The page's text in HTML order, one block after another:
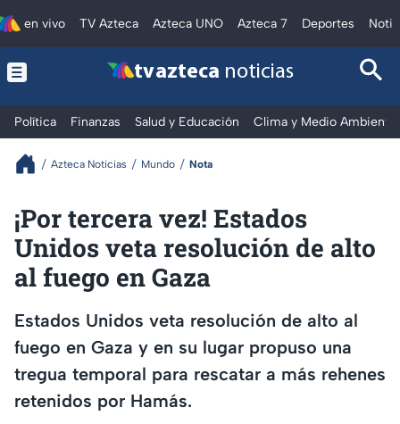
en vivo TV Azteca Azteca UNO Azteca 7 Deportes
tv azteca noticias
Política Finanzas Salud y Educación Clima y Medio Ambiente
Azteca Noticias Mundo Nota
¡Por tercera vez! Estados
Unidos veta resolución de alto
al fuego en Gaza
Estados Unidos veta resolución de alto al
fuego en Gaza y en su lugar propuso una
tregua temporal para rescatar a más rehenes
retenidos por Hamás.